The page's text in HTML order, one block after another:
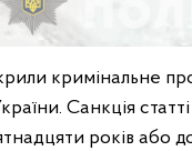
кримінальне
Санкція
років або